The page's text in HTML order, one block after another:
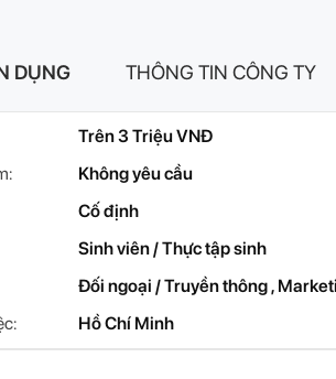
DỤNG THÔNG TIN CÔNG TY
Trên 3 Triệu VNĐ
Không yêu cầu
Cố định
Sinh viên / Thực tập sinh
Đối ngoại / Truyền thông,
Hồ Chí Minh